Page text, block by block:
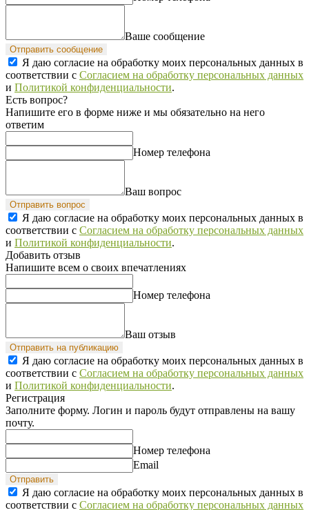
Ваше сообщение
Отправить сообщение
Я даю согласие на обработку моих персональных данных в
соответствии с Согласием на обработку персональных данных
и Политикой конфиденциальности.
Есть вопрос?
Напишите его в форме ниже и мы обязательно на него
ответим
Номер телефона
Ваш вопрос
Отправить вопрос
Я даю согласие на обработку моих персональных данных в
соответствии с Согласием на обработку персональных данных
и Политикой конфиденциальности.
Добавить отзыв
Напишите всем о своих впечатлениях
Номер телефона
Ваш отзыв
Отправить на публикацию
Я даю согласие на обработку моих персональных данных в
соответствии с Согласием на обработку персональных данных
и Политикой конфиденциальности.
Регистрация
Заполните форму. Логин и пароль будут отправлены на вашу
почту.
Номер телефона
Email
Отправить
Я даю согласие на обработку моих персональных данных в
соответствии с Согласием на обработку персональных данных